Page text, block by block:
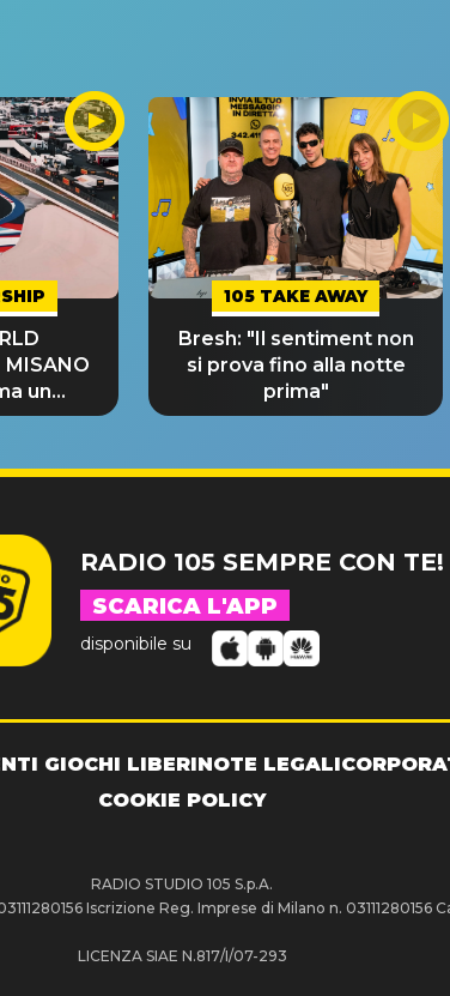
MISANO
un
105 TAKE AWAY
Bresh: "Il sentiment non
si prova fino alla notte
prima"
RADIO 105 SEMPRE CON TE!
SCARICA L'APP
disponibile su
GIOCHI LIBERINOTE LEGALI
COOKIE POLICY
RADIO STUDIO 105 S.p.A.
Iscrizione Reg. Imprese di Milano n.
LICENZA SIAE N.817/I/07-293